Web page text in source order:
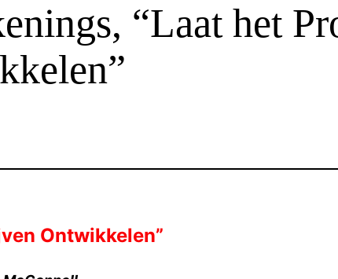
“Laat het
Ontwikkelen”